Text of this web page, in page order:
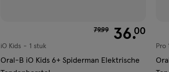
van € 79.99 voor €
79.99 36.00
iO
Kids,
iO Kids 1 stuk
Oral-B iO Kids 6+ Spiderman Elektrische
Pro
1,
Pro 1